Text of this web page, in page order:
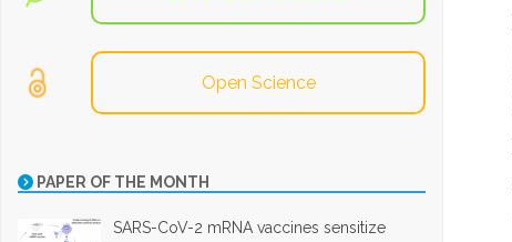
Open Science
PAPER OF THE MONTH
SARS-CoV-2 mRNA vaccines sensitize